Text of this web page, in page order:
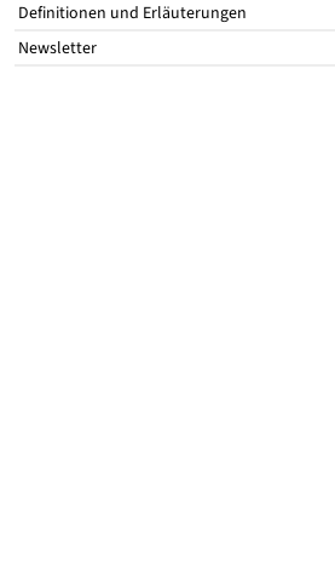
Definitionen und Erläuterungen
Newsletter